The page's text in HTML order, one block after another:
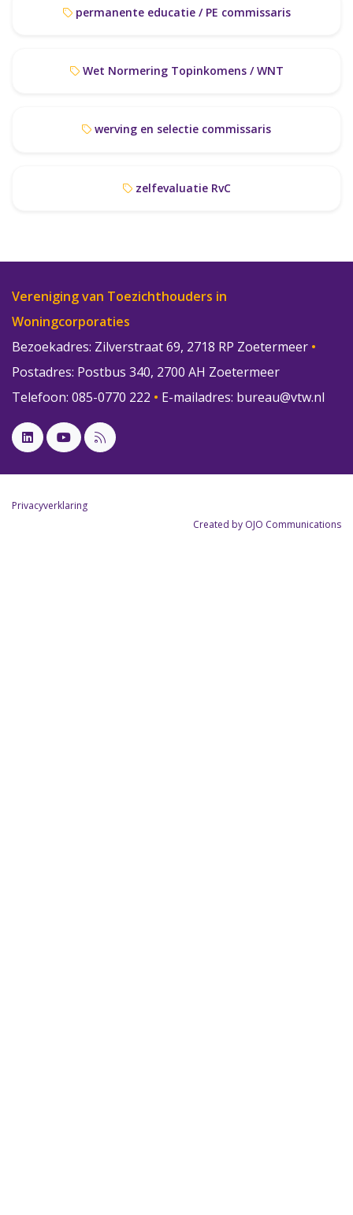
permanente educatie / PE commissaris
Wet Normering Topinkomens / WNT
werving en selectie commissaris
zelfevaluatie RvC
Vereniging van Toezichthouders in
Woningcorporaties
Bezoekadres: Zilverstraat 69, 2718 RP Zoetermeer •
Postadres: Postbus 340, 2700 AH Zoetermeer
Telefoon: 085-0770 222 • E-mailadres: bureau@vtw.nl
Privacyverklaring
Created by OJO Communications